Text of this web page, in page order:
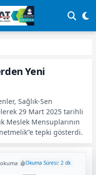
Yeni
Sağlık-Sen
29 Mart 2025 tarihli
Meslek Mensuplarının
tepki gösterdi.
Okuma Süresi: 2 dk